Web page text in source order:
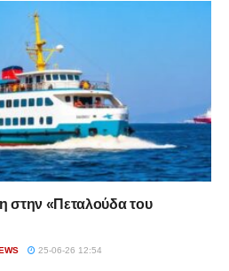
στην «Πεταλούδα του
25-06-26 12:54